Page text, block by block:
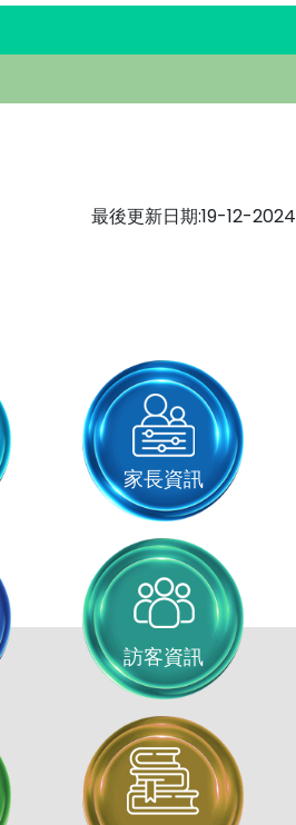
最後更新日期:19-12-2024
家長資訊
訪客資訊